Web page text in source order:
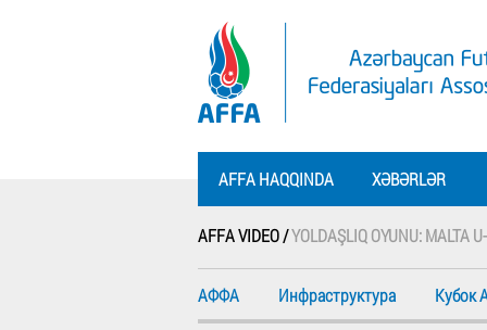
AFFA HAQQINDA XƏBƏRLƏR
AFFA VIDEO /YOLDAŞLIQ OYUNU: MALTA
АФФА Инфраструктура Кубок